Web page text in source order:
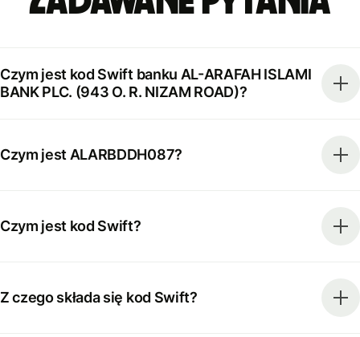
Czym jest kod Swift banku AL-ARAFAH ISLAMI
BANK PLC. (943 O. R. NIZAM ROAD)?
Czym jest ALARBDDH087?
Czym jest kod Swift?
Z czego składa się kod Swift?